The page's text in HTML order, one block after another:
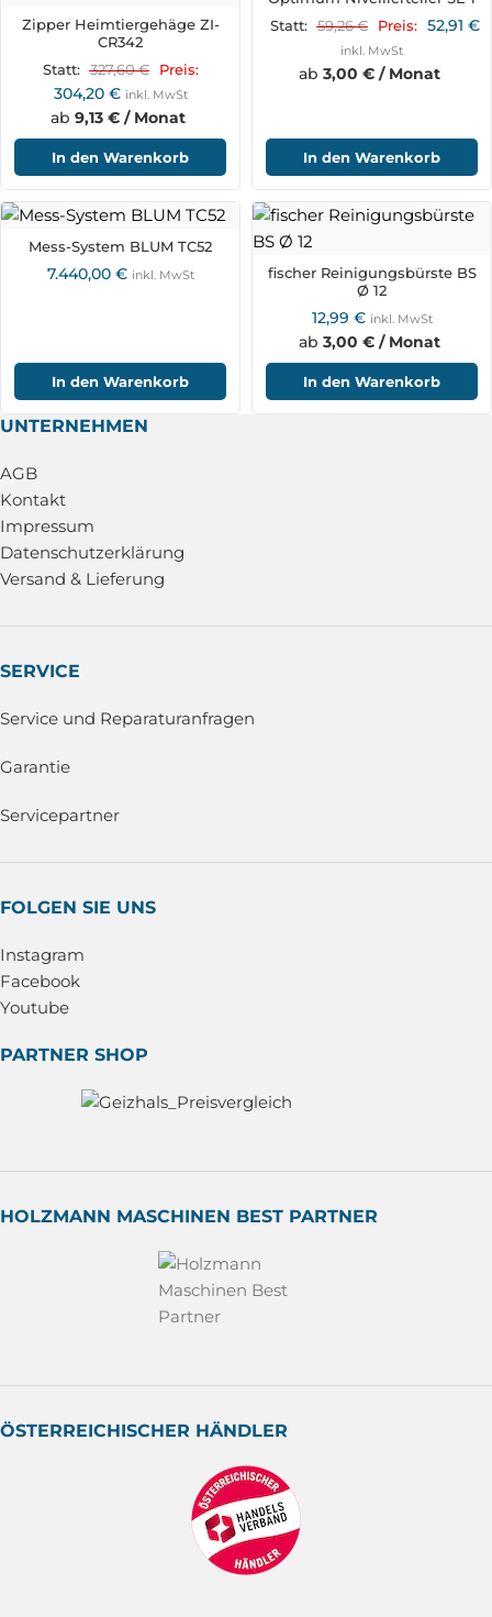
Zipper Heimtiergehäge ZI-
CR342
Statt: 327,60€ Preis:
304,20 € inkl. MwSt
ab 9,13 € / Monat
In den Warenkorb
Statt: 59,26€ Preis: 52,91 €
inkl. MwSt
ab 3,00 € / Monat
In den Warenkorb
Mess-System BLUM TC52
7.440,00 € inkl. MwSt
In den Warenkorb
fischer Reinigungsbürste BS
Ø 12
12,99 € inkl. MwSt
ab 3,00 € / Monat
In den Warenkorb
UNTERNEHMEN
AGB
Kontakt
Impressum
Datenschutzerklärung
Versand & Lieferung
SERVICE
Service und Reparaturanfragen
Garantie
Servicepartner
FOLGEN SIE UNS
Instagram
Facebook
Youtube
PARTNER SHOP
HOLZMANN MASCHINEN BEST PARTNER
ÖSTERREICHISCHER HÄNDLER